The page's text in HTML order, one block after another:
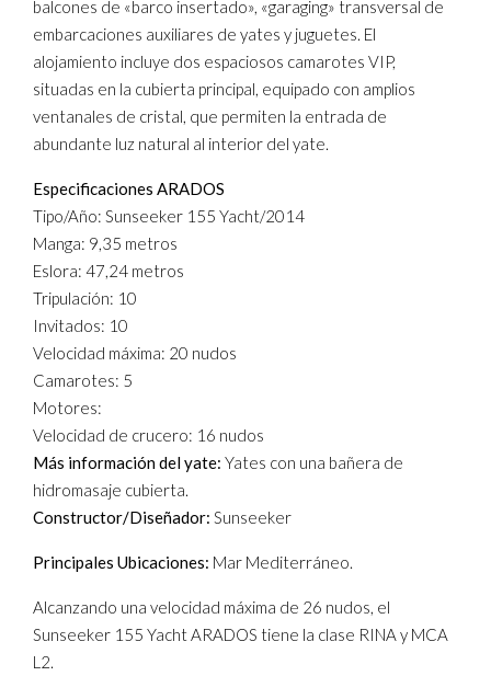
balcones de «barco insertado», «garaging» transversal de
embarcaciones auxiliares de yates y juguetes. El
alojamiento incluye dos espaciosos camarotes VIP,
situadas en la cubierta principal, equipado con amplios
ventanales de cristal, que permiten la entrada de
abundante luz natural al interior del yate.
Especificaciones ARADOS
Tipo/Año: Sunseeker 155 Yacht/2014
Manga: 9,35 metros
Eslora: 47,24 metros
Tripulación: 10
Invitados: 10
Velocidad máxima: 20 nudos
Camarotes: 5
Motores:
Velocidad de crucero: 16 nudos
Más información del yate: Yates con una bañera de
hidromasaje cubierta.
Constructor/Diseñador: Sunseeker
Principales Ubicaciones: Mar Mediterráneo.
Alcanzando una velocidad máxima de 26 nudos, el
Sunseeker 155 Yacht ARADOS tiene la clase RINA y MCA
L2.